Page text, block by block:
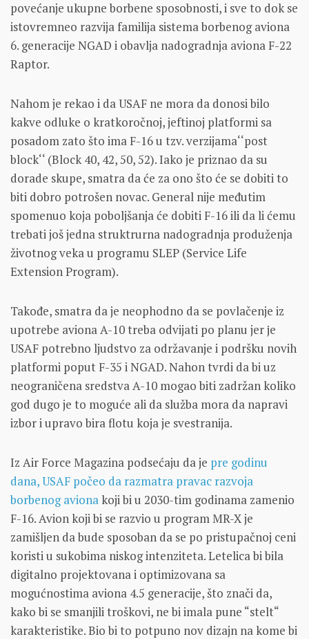
povećanje ukupne borbene sposobnosti, i sve to dok se
istovremneo razvija familija sistema borbenog aviona
6. generacije NGAD i obavlja nadogradnja aviona F-22
Raptor.
Nahom je rekao i da USAF ne mora da donosi bilo
kakve odluke o kratkoročnoj, jeftinoj platformi sa
posadom zato što ima F-16 u tzv. verzijama‘‘post
block‘‘ (Block 40, 42, 50, 52). Iako je priznao da su
dorade skupe, smatra da će za ono što će se dobiti to
biti dobro potrošen novac. General nije međutim
spomenuo koja poboljšanja će dobiti F-16 ili da li ćemu
trebati još jedna struktrurna nadogradnja produženja
životnog veka u programu SLEP (Service Life
Extension Program).
Takođe, smatra da je neophodno da se povlačenje iz
upotrebe aviona A-10 treba odvijati po planu jer је
USAF potrebno ljudstvo za održavanje i podršku novih
platformi poput F-35 i NGAD. Nahon tvrdi da bi uz
neograničena sredstva A-10 mogao biti zadržan koliko
god dugo je to moguće ali da služba mora da napravi
izbor i upravo bira flotu koja je svestranija.
Iz Air Force Magazina podsećaju da je pre godinu
dana, USAF počeo da razmatra pravac razvoja
borbenog avionakoji bi u 2030-tim godinama zamenio
F-16. Avion koji bi se razvio u program MR-X je
zamišljen da bude sposoban da se po pristupačnoj ceni
koristi u sukobima niskog intenziteta. Letelica bi bila
digitalno projektovana i optimizovana sa
mogućnostima aviona 4.5 generacije, što znači da,
kako bi se smanjili troškovi, ne bi imala pune “stelt“
karakteristike. Bio bi to potpuno nov dizajn na kome bi